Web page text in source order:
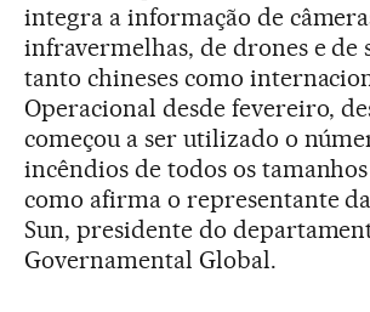
integra a informação de
infravermelhas, de drones e de
tanto chineses como
Operacional desde fevereiro,
começou a ser utilizado o
incêndios de todos os tamanhos
como afirma o representante
Sun, presidente do
Governamental Global.